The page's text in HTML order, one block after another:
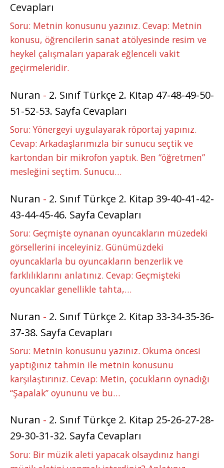
Cevapları
Soru: Metnin konusunu yazınız. Cevap: Metnin
konusu, öğrencilerin sanat atölyesinde resim ve
heykel çalışmaları yaparak eğlenceli vakit
geçirmeleridir.
Nuran - 2. Sınıf Türkçe 2. Kitap 47-48-49-50-
51-52-53. Sayfa Cevapları
Soru: Yönergeyi uygulayarak röportaj yapınız.
Cevap: Arkadaşlarımızla bir sunucu seçtik ve
kartondan bir mikrofon yaptık. Ben “öğretmen”
mesleğini seçtim. Sunucu…
Nuran - 2. Sınıf Türkçe 2. Kitap 39-40-41-42-
43-44-45-46. Sayfa Cevapları
Soru: Geçmişte oynanan oyuncakların müzedeki
görsellerini inceleyiniz. Günümüzdeki
oyuncaklarla bu oyuncakların benzerlik ve
farklılıklarını anlatınız. Cevap: Geçmişteki
oyuncaklar genellikle tahta,…
Nuran - 2. Sınıf Türkçe 2. Kitap 33-34-35-36-
37-38. Sayfa Cevapları
Soru: Metnin konusunu yazınız. Okuma öncesi
yaptığınız tahmin ile metnin konusunu
karşılaştırınız. Cevap: Metin, çocukların oynadığı
“Şapalak” oyununu ve bu…
Nuran - 2. Sınıf Türkçe 2. Kitap 25-26-27-28-
29-30-31-32. Sayfa Cevapları
Soru: Bir müzik aleti yapacak olsaydınız hangi